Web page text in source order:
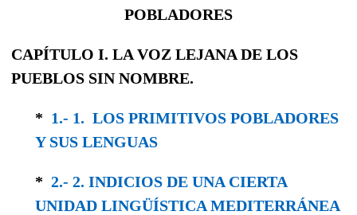
POBLADORES
CAPÍTULO I. LA VOZ LEJANA DE LOS
PUEBLOS SIN NOMBRE.
* 1.- 1. LOS PRIMITIVOS POBLADORES
Y SUS LENGUAS
* 2.- 2. INDICIOS DE UNA CIERTA
UNIDAD LINGÜÍSTICA MEDITERRÁNEA